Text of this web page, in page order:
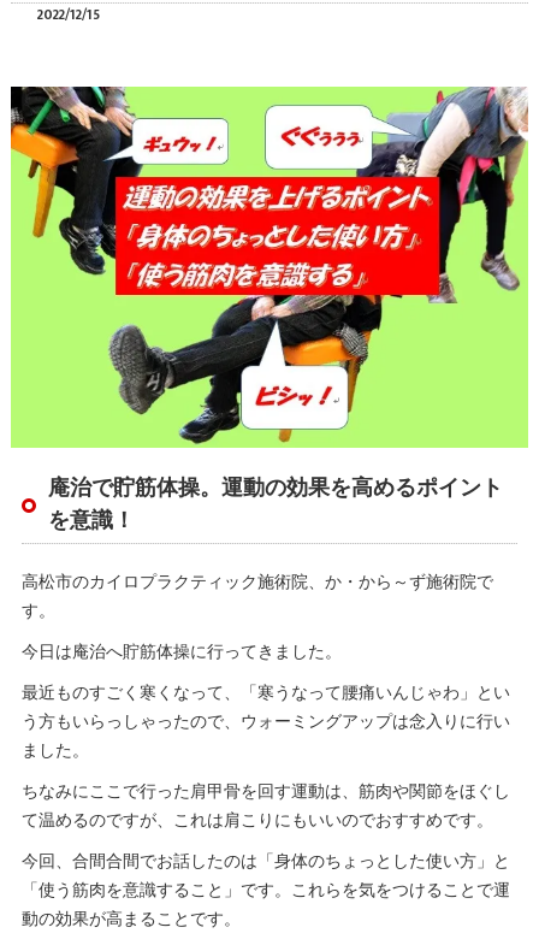
2022/12/15
庵治で貯筋体操。運動の効果を高めるポイント
を意識！
高松市のカイロプラクティック施術院、か・から～ず施術院で
す。
今日は庵治へ貯筋体操に行ってきました。
最近ものすごく寒くなって、「寒うなって腰痛いんじゃわ」とい
う方もいらっしゃったので、ウォーミングアップは念入りに行い
ました。
ちなみにここで行った肩甲骨を回す運動は、筋肉や関節をほぐし
て温めるのですが、これは肩こりにもいいのでおすすめです。
今回、合間合間でお話したのは「身体のちょっとした使い方」と
「使う筋肉を意識すること」です。これらを気をつけることで運
動の効果が高まることです。